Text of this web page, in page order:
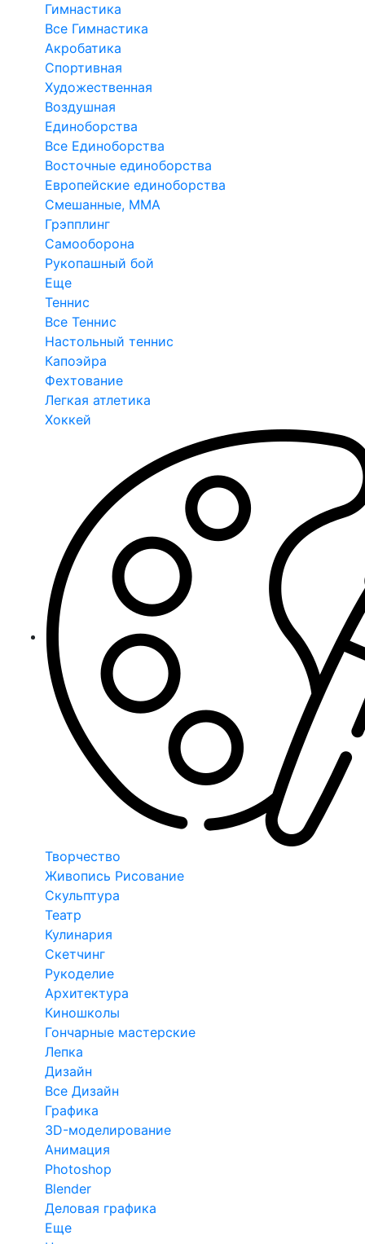
Гимнастика
Все Гимнастика
Акробатика
Спортивная
Художественная
Воздушная
Единоборства
Все Единоборства
Восточные единоборства
Европейские единоборства
Смешанные, ММА
Грэпплинг
Самооборона
Рукопашный бой
Еще
Теннис
Все Теннис
Настольный теннис
Капоэйра
Фехтование
Легкая атлетика
Хоккей
Творчество
Живопись Рисование
Скульптура
Театр
Кулинария
Скетчинг
Рукоделие
Архитектура
Киношколы
Гончарные мастерские
Лепка
Дизайн
Все Дизайн
Графика
3D-моделирование
Анимация
Photoshop
Blender
Деловая графика
Еще